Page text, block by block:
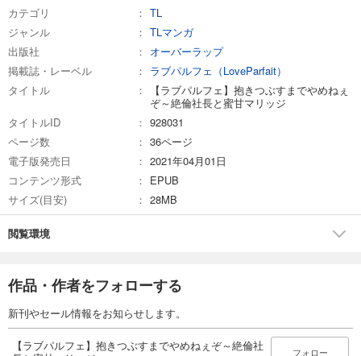
カテゴリ
TL
ジャンル
TLマンガ
出版社
オーバーラップ
掲載誌・レーベル
ラブパルフェ（LoveParfait）
タイトル
【ラブパルフェ】抱きつぶすまでやめねぇ
ぞ～絶倫社長と蜜甘マリッジ
タイトルID
928031
ページ数
36ページ
電子版発売日
2021年04月01日
コンテンツ形式
EPUB
サイズ(目安)
28MB
閲覧環境
作品・作者をフォローする
新刊やセール情報をお知らせします。
【ラブパルフェ】抱きつぶすまでやめねぇぞ～絶倫社
フォロー